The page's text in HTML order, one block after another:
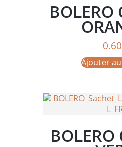
BOLERO
0.60
Ajouter
BOLERO